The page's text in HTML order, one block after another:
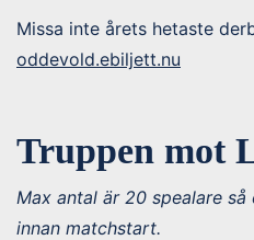
Missa inte årets hetaste
oddevold.ebiljett.nu
Truppen mot
Max antal är 20 spealare
innan matchstart.